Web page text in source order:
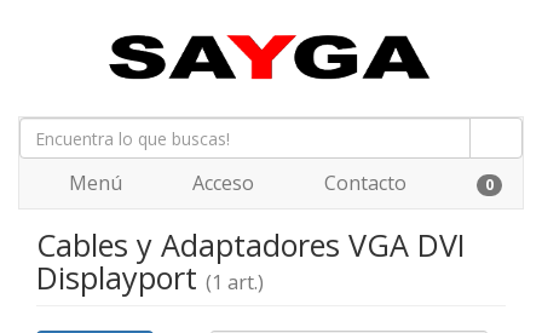
Menú Acceso Contacto 0
Cables y Adaptadores VGA DVI
Displayport (1 art.)